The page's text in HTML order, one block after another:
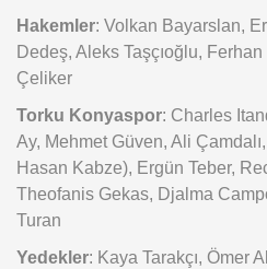
Hakemler: Volkan Bayarslan,
Dedeş, Aleks Taşçıoğlu,
Çeliker
Torku Konyaspor: Charles
Ay, Mehmet Güven, Ali
Hasan Kabze), Ergün Teber,
Theofanis Gekas, Djalma
Turan
Yedekler: Kaya Tarakçı, Ömer